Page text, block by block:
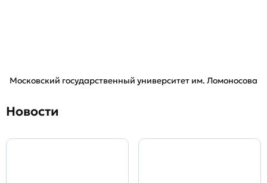
Московский государственный университет им. Ломоносова
Новости